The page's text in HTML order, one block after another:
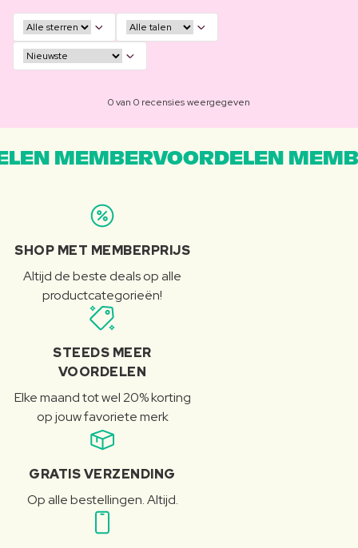
0 van 0 recensies weergegeven
MEMBERVOORDELEN
SHOP MET MEMBERPRIJS
Altijd de beste deals op alle
productcategorieën!
STEEDS MEER
VOORDELEN
Elke maand tot wel 20% korting
op jouw favoriete merk
GRATIS VERZENDING
Op alle bestellingen. Altijd.